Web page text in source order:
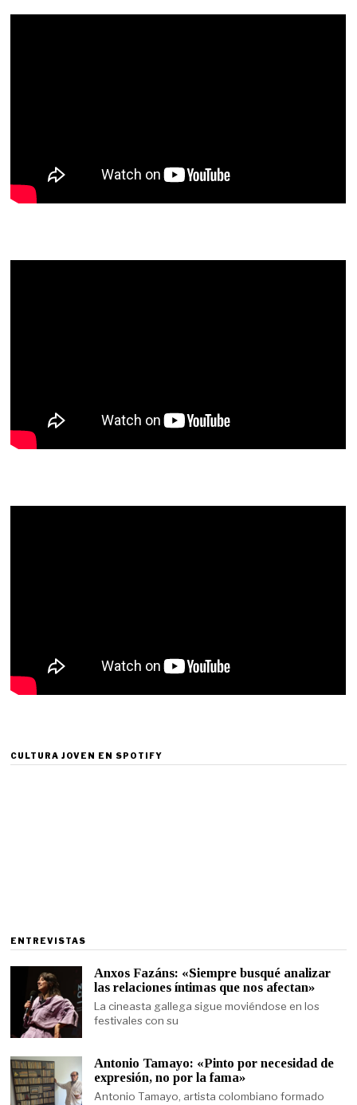
CULTURA JOVEN EN SPOTIFY
ENTREVISTAS
Anxos Fazáns: «Siempre busqué analizar
las relaciones íntimas que nos afectan»
La cineasta gallega sigue moviéndose en los
festivales con su
Antonio Tamayo: «Pinto por necesidad de
expresión, no por la fama»
Antonio Tamayo, artista colombiano formado